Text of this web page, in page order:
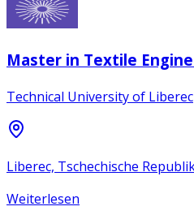
Master in Textile
Technical University of Liberec
Liberec, Tschechische
Weiterlesen